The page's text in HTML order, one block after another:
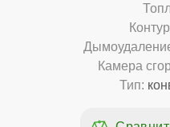
Камера
Тип: